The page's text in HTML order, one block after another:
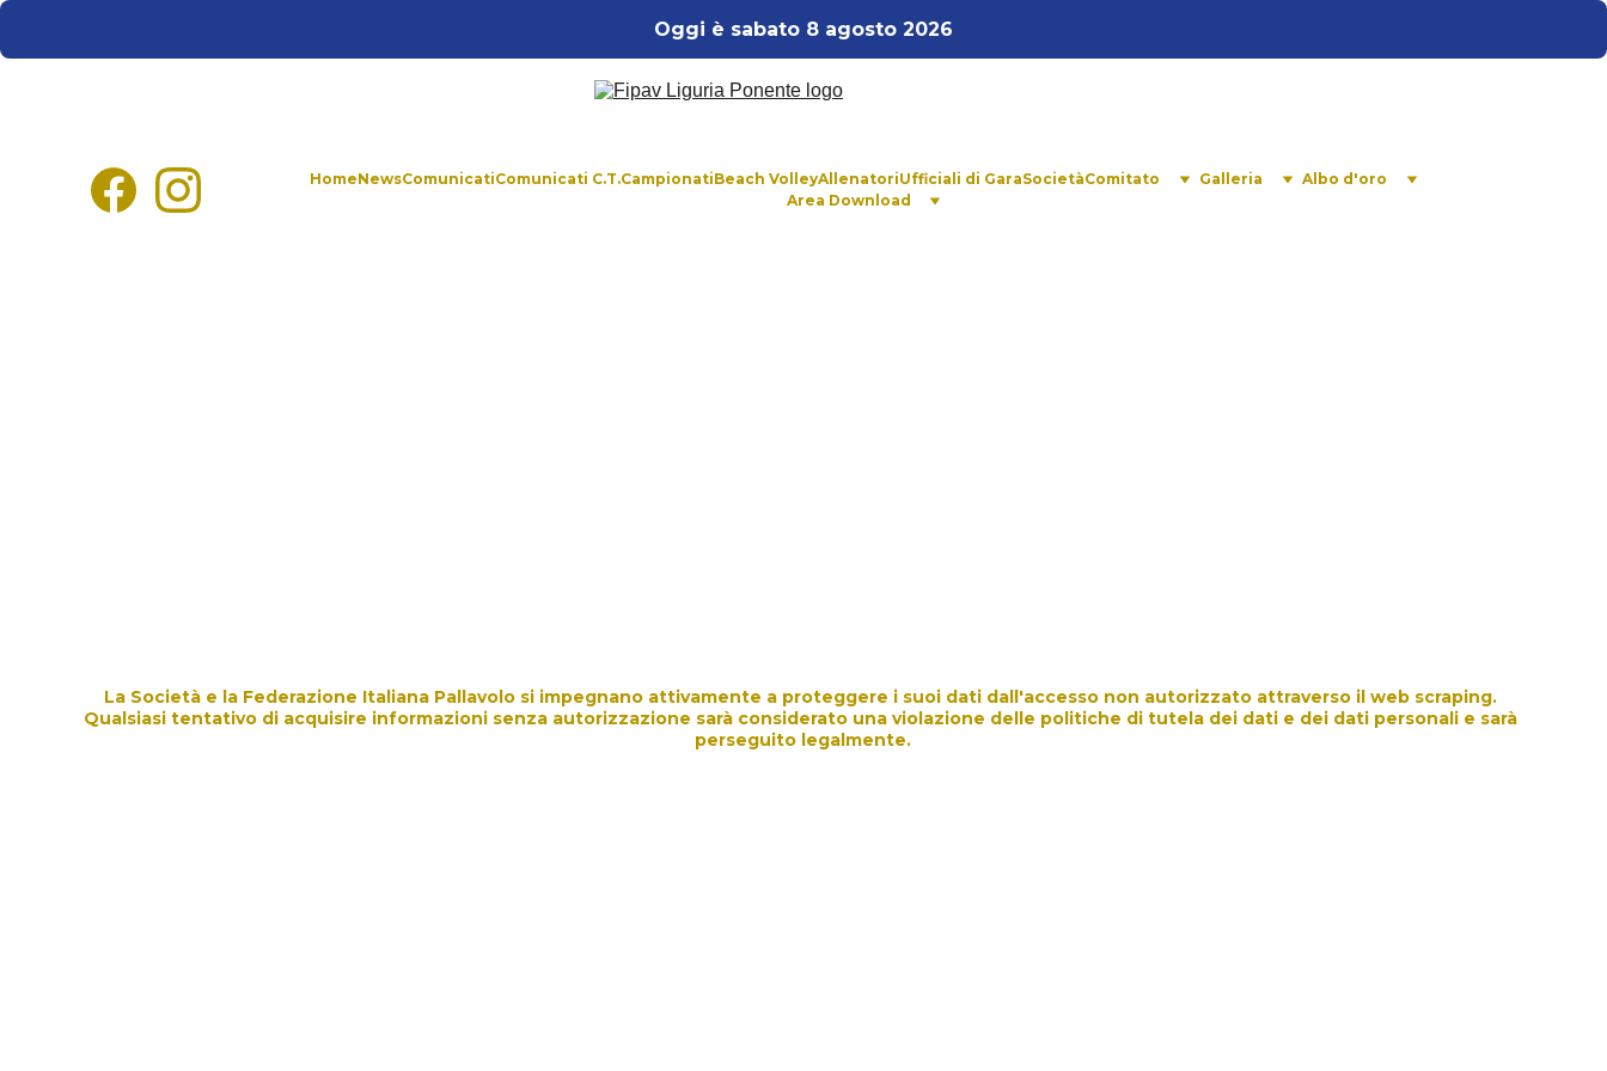
Oggi è sabato 8 agosto 2026
HomeNewsComunicatiComunicati C.T.CampionatiBeach VolleyAllenatoriUfficiali di GaraSocietàComitato Galleria
Albo d'oro
Area Download
La Società e la Federazione Italiana Pallavolo si impegnano attivamente a proteggere i suoi dati dall'accesso non autorizzato attraverso il web scraping.
Qualsiasi tentativo di acquisire informazioni senza autorizzazione sarà considerato una violazione delle politiche di tutela dei dati e dei dati personali e sarà
perseguito legalmente.